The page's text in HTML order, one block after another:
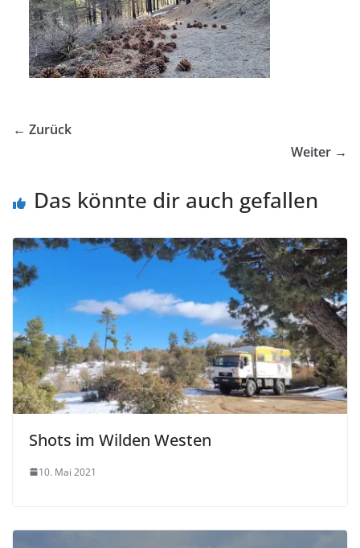
← Zurück
Weiter →
Das könnte dir auch gefallen
Shots im Wilden Westen
10. Mai 2021